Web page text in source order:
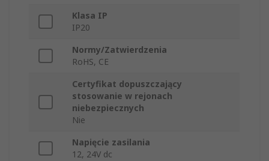
Klasa IP
IP20
Normy/Zatwierdzenia
RoHS, CE
Certyfikat dopuszczający
stosowanie w rejonach
niebezpiecznych
Nie
Napięcie zasilania
12, 24V dc